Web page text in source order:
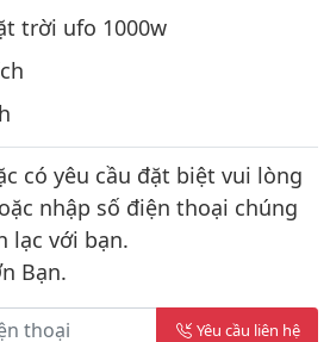
trời ufo 1000w
có yêu cầu đặt biệt vui lòng
nhập số điện thoại chúng
lạc với bạn.
Bạn.
Yêu cầu liên hệ